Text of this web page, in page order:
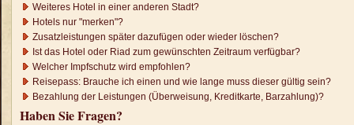
Weiteres Hotel in einer anderen Stadt?
Hotels nur "merken"?
Zusatzleistungen später dazufügen oder wieder löschen?
Ist das Hotel oder Riad zum gewünschten Zeitraum verfügbar?
Welcher Impfschutz wird empfohlen?
Reisepass: Brauche ich einen und wie lange muss dieser gültig sein?
Bezahlung der Leistungen (Überweisung, Kreditkarte, Barzahlung)?
Haben Sie Fragen?